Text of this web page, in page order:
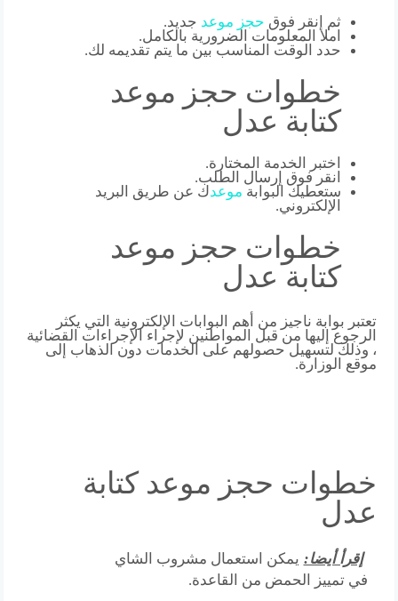
ثم انقر فوق حجز موعد جديد.
املأ المعلومات الضرورية بالكامل.
حدد الوقت المناسب بين ما يتم تقديمه لك.
خطوات حجز موعد
كتابة عدل
اختبر الخدمة المختارة.
انقر فوق إرسال الطلب.
ستعطيك البوابة موعدك عن طريق البريد
الإلكتروني.
خطوات حجز موعد
كتابة عدل
تعتبر بوابة ناجيز من أهم البوابات الإلكترونية التي يكثر
الرجوع إليها من قبل المواطنين لإجراء الإجراءات القضائية
، وذلك لتسهيل حصولهم على الخدمات دون الذهاب إلى
موقع الوزارة.
خطوات حجز موعد كتابة
عدل
إقرأ أيضا: يمكن استعمال مشروب الشاي
في تمييز الحمض من القاعدة.